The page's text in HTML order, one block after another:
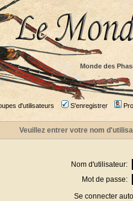
Monde des
d'utilisateurs S'enregistrer
Veuillez entrer votre nom
Nom d'utilisateur:
Mot de passe:
Se connecter